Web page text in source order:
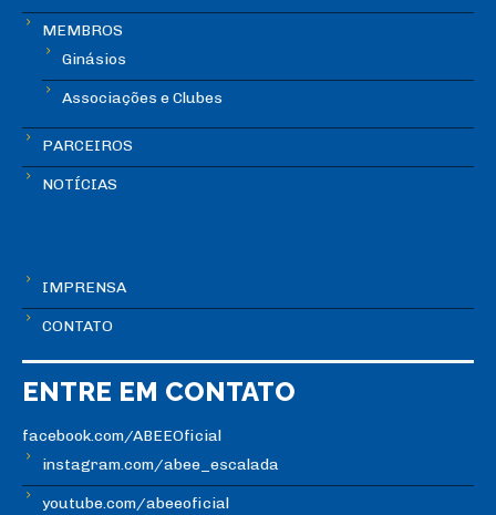
MEMBROS
Ginásios
Associações e Clubes
PARCEIROS
NOTÍCIAS
IMPRENSA
CONTATO
ENTRE EM CONTATO
facebook.com/ABEEOficial
instagram.com/abee_escalada
youtube.com/abeeoficial